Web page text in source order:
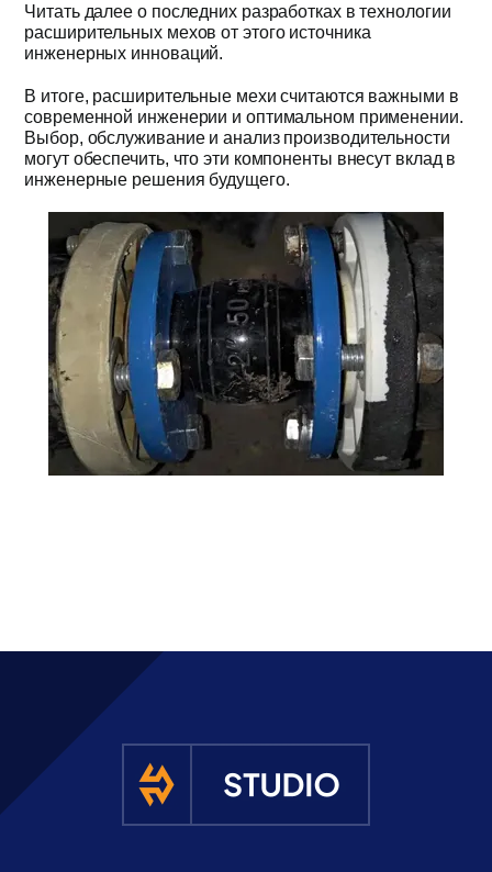
Читать далее о последних разработках в технологии
расширительных мехов от этого источника
инженерных инноваций.
В итоге, расширительные мехи считаются важными в
современной инженерии и оптимальном применении.
Выбор, обслуживание и анализ производительности
могут обеспечить, что эти компоненты внесут вклад в
инженерные решения будущего.